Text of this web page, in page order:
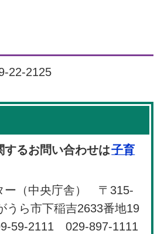
22-2125
するお問い合わせは子育
ー（中央庁舎） 〒315-
ら市下稲吉2633番地19
59-2111 029-897-1111